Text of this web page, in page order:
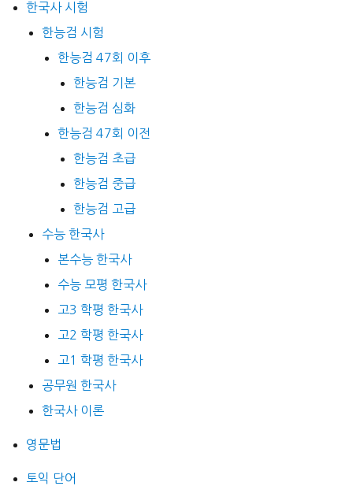
한국사 시험
한능검 시험
한능검 47회 이후
한능검 기본
한능검 심화
한능검 47회 이전
한능검 초급
한능검 중급
한능검 고급
수능 한국사
본수능 한국사
수능 모평 한국사
고3 학평 한국사
고2 학평 한국사
고1 학평 한국사
공무원 한국사
한국사 이론
영문법
토익 단어